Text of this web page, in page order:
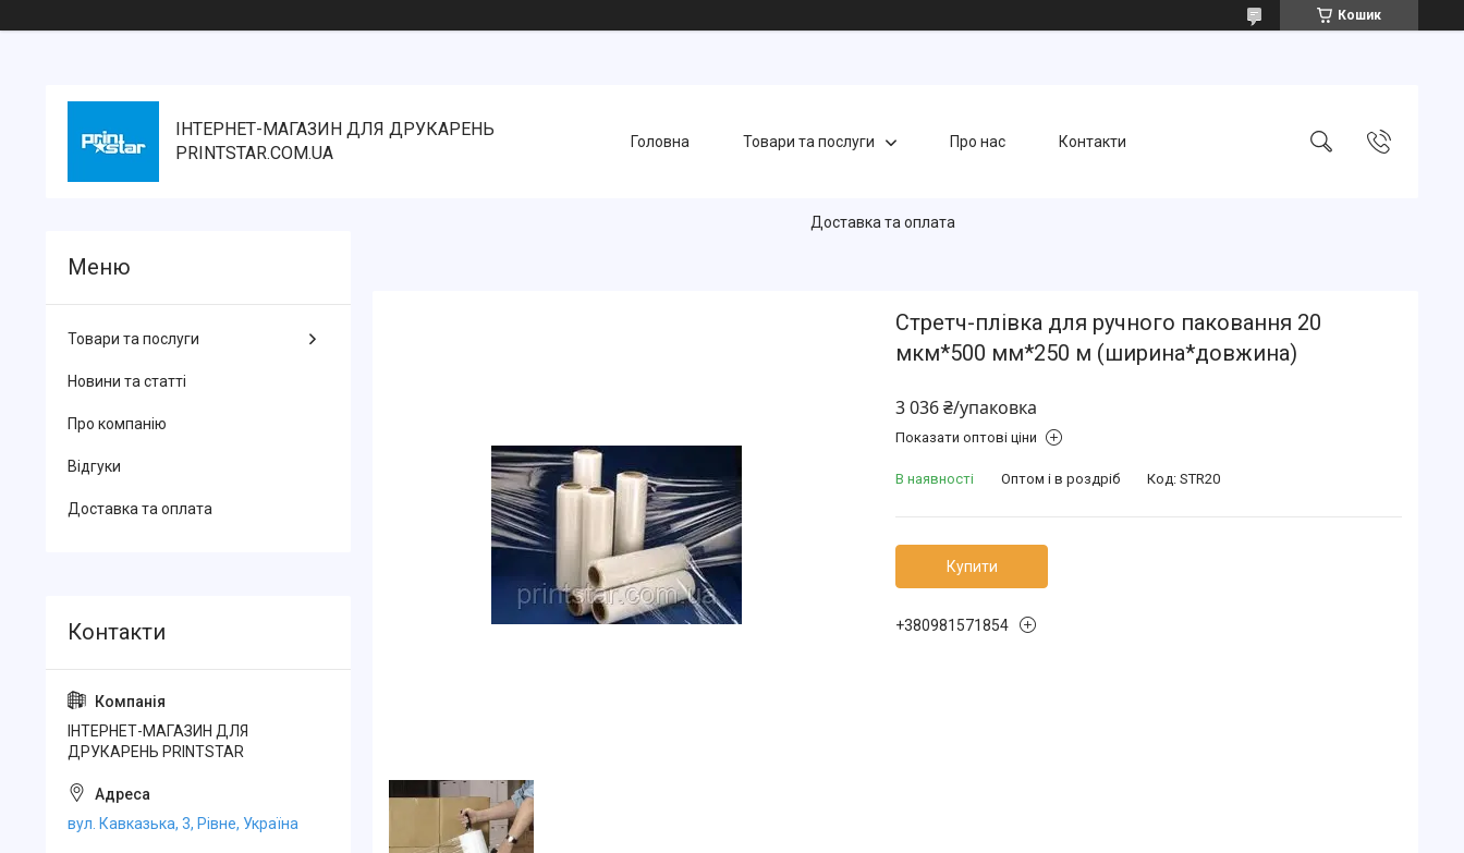
Кошик
ІНТЕРНЕТ-МАГАЗИН ДЛЯ ДРУКАРЕНЬ
PRINTSTAR.COM.UA
Головна Товари та послуги Про нас Контакти
Доставка та оплата
Стретч-плівка для ручного паковання 20
мкм*500 мм*250 м (ширина*довжина)
3 036 ₴/упаковка
Показати оптові ціни
В наявності Оптом і в роздріб Код: STR20
Купити
+380981571854
Товари та послуги
Новини та статті
Про компанію
Відгуки
Доставка та оплата
ІНТЕРНЕТ-МАГАЗИН ДЛЯ
ДРУКАРЕНЬ PRINTSTAR
вул. Кавказька, 3, Рівне, Україна